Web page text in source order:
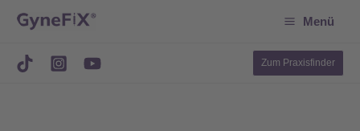
springen
Menü
Zum Praxisfinder